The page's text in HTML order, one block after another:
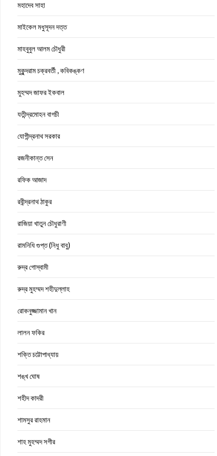
মহাদেব সাহা
মাইকেল মধুসূদন দত্ত
মাহবুবুল আলম চৌধুরী
মুকুন্দরাম চক্রবর্তী , কবিকঙ্কণ
মুহম্মদ জাফর ইকবাল
যতীন্দ্রমোহন বাগচী
যোগীন্দ্রনাথ সরকার
রজনীকান্ত সেন
রফিক আজাদ
রবীন্দ্রনাথ ঠাকুর
রাজিয়া খাতুন চৌধুরাণী
রামনিধি গুপ্ত (নিধু বাবু)
রুদ্র গোস্বামী
রুদ্র মুহম্মদ শহীদুল্লাহ
রোকনুজ্জামান খান
লালন ফকির
শক্তি চট্টোপাধ্যায়
শঙ্খ ঘোষ
শহীদ কাদরী
শামসুর রাহমান
শাহ মুহম্মদ সগীর